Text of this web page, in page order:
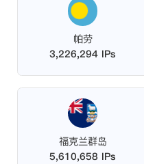
帕劳
3,226,294 IPs
福克兰群岛
5,610,658 IPs